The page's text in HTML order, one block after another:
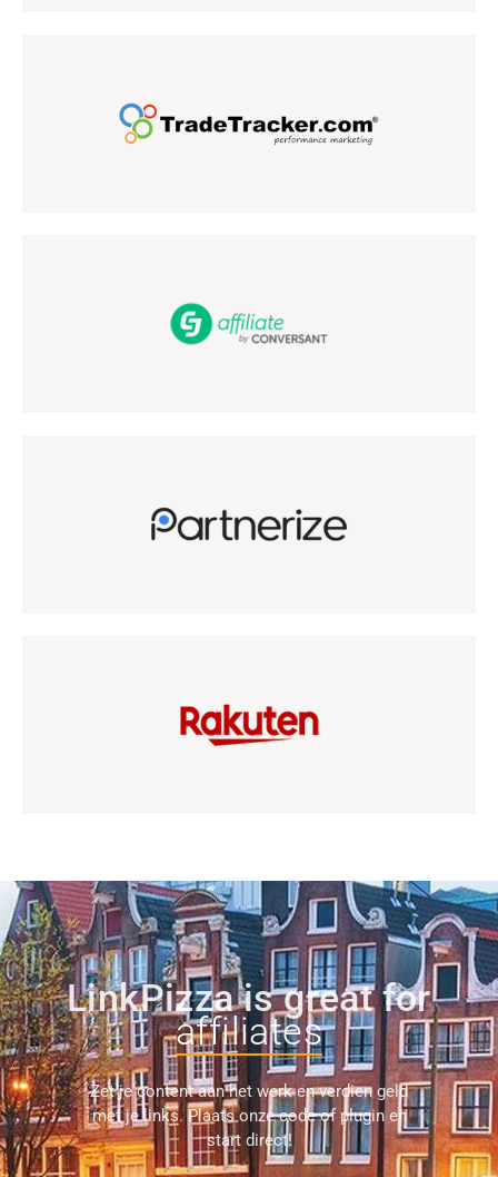
LinkPizza is great for
affiliates
Zet je content aan het werk en verdien geld
met je links. Plaats onze code of plugin en
start direct!